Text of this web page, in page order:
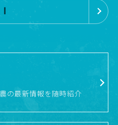
1 »
の最新情報を随時紹介